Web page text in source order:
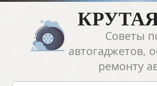
Перейти
контенту
Советы
автогаджетов,
ремонту